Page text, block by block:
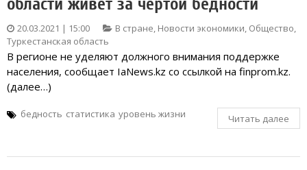
20.03.2021 | 15:00 В стране, Новости экономики, Общество,
Туркестанская область
В регионе не уделяют должного внимания поддержке
населения, сообщает IaNews.kz со ссылкой на finprom.kz.
(далее…)
бедность статистика уровень жизни Читать далее